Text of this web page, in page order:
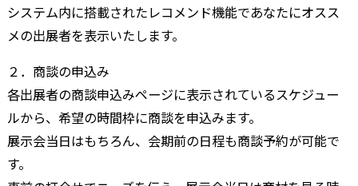
システム内に搭載されたレコメンド機能であなたにオスス
メの出展者を表示いたします。
２．商談の申込み
各出展者の商談申込みページに表示されているスケジュー
ルから、希望の時間枠に商談を申込みます。
展示会当日はもちろん、会期前の日程も商談予約が可能で
す。